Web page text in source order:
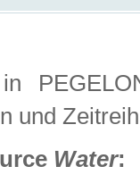
und
Water: